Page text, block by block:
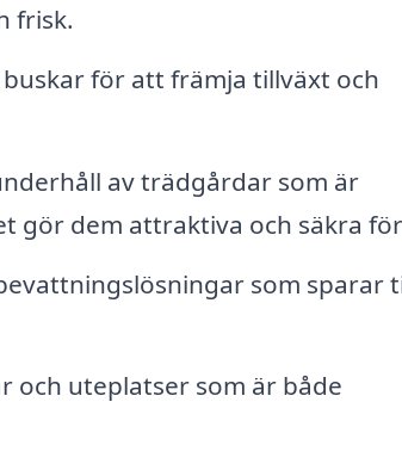
frisk.
för att främja tillväxt och
av trädgårdar som är
gör dem attraktiva och säkra
som sparar
och uteplatser som är både